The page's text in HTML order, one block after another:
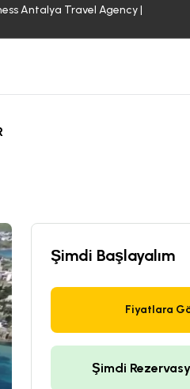
Antalya Travel Agency |
Şimdi Başlayalım
Fiyatlara
Şimdi